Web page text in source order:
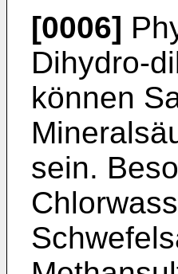
[0006]
Dihydro-
können
sein.